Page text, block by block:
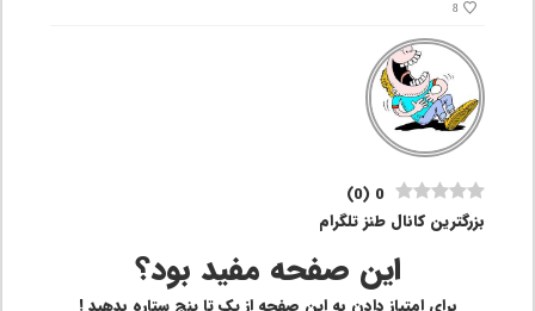
8
0
(
0
)
بزرگترین کانال طنز تلگرام
این صفحه مفید بود؟
برای امتیاز دادن به این صفحه از یک تا پنج ستاره بدهید !